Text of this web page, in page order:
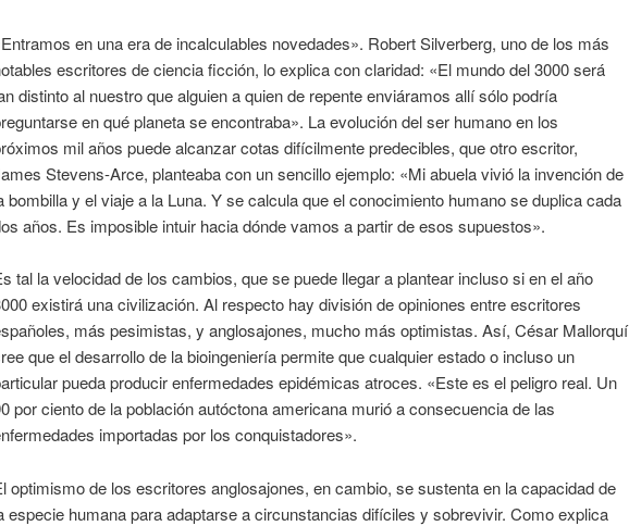
en una era de incalculables novedades». Robert Silverberg, uno de los más
escritores de ciencia ficción, lo explica con claridad: «El mundo del 3000 será
distinto al nuestro que alguien a quien de repente enviáramos allí sólo podría
en qué planeta se encontraba». La evolución del ser humano en los
mil años puede alcanzar cotas difícilmente predecibles, que otro escritor,
Stevens-Arce, planteaba con un sencillo ejemplo: «Mi abuela vivió la invención de
bombilla y el viaje a la Luna. Y se calcula que el conocimiento humano se duplica cada
años. Es imposible intuir hacia dónde vamos a partir de esos supuestos».
tal la velocidad de los cambios, que se puede llegar a plantear incluso si en el año
existirá una civilización. Al respecto hay división de opiniones entre escritores
más pesimistas, y anglosajones, mucho más optimistas. Así, César Mallorquí
que el desarrollo de la bioingeniería permite que cualquier estado o incluso un
pueda producir enfermedades epidémicas atroces. «Este es el peligro real. Un
por ciento de la población autóctona americana murió a consecuencia de las
importadas por los conquistadores».
optimismo de los escritores anglosajones, en cambio, se sustenta en la capacidad de
especie humana para adaptarse a circunstancias difíciles y sobrevivir. Como explica